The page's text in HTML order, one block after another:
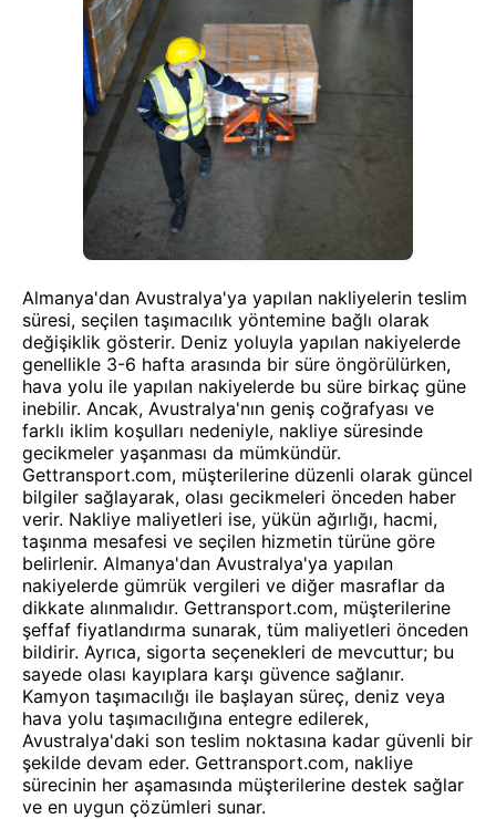
Almanya'dan Avustralya'ya yapılan nakliyelerin teslim
süresi, seçilen taşımacılık yöntemine bağlı olarak
değişiklik gösterir. Deniz yoluyla yapılan nakiyelerde
genellikle 3-6 hafta arasında bir süre öngörülürken,
hava yolu ile yapılan nakiyelerde bu süre birkaç güne
inebilir. Ancak, Avustralya'nın geniş coğrafyası ve
farklı iklim koşulları nedeniyle, nakliye süresinde
gecikmeler yaşanması da mümkündür.
Gettransport.com, müşterilerine düzenli olarak güncel
bilgiler sağlayarak, olası gecikmeleri önceden haber
verir. Nakliye maliyetleri ise, yükün ağırlığı, hacmi,
taşınma mesafesi ve seçilen hizmetin türüne göre
belirlenir. Almanya'dan Avustralya'ya yapılan
nakiyelerde gümrük vergileri ve diğer masraflar da
dikkate alınmalıdır. Gettransport.com, müşterilerine
şeffaf fiyatlandırma sunarak, tüm maliyetleri önceden
bildirir. Ayrıca, sigorta seçenekleri de mevcuttur; bu
sayede olası kayıplara karşı güvence sağlanır.
Kamyon taşımacılığı ile başlayan süreç, deniz veya
hava yolu taşımacılığına entegre edilerek,
Avustralya'daki son teslim noktasına kadar güvenli bir
şekilde devam eder. Gettransport.com, nakliye
sürecinin her aşamasında müşterilerine destek sağlar
ve en uygun çözümleri sunar.